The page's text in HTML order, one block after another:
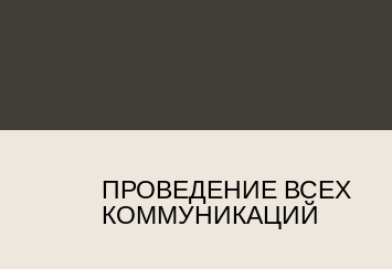
ПРОВЕДЕНИЕ ВСЕХ
КОММУНИКАЦИЙ